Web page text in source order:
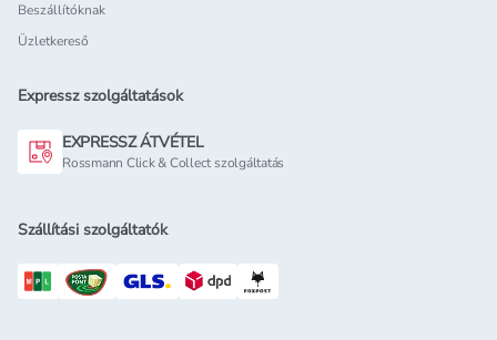
Beszállítóknak
Üzletkereső
Expressz szolgáltatások
EXPRESSZ ÁTVÉTEL
Rossmann Click & Collect szolgáltatás
Szállítási szolgáltatók